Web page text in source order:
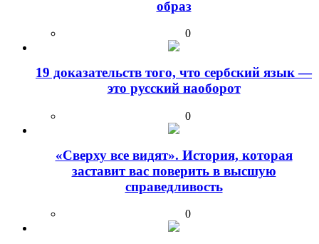
образ
0
19 доказательств того, что сербский язык —
это русский наоборот
0
«Сверху все видят». История, которая
заставит вас поверить в высшую
справедливость
0